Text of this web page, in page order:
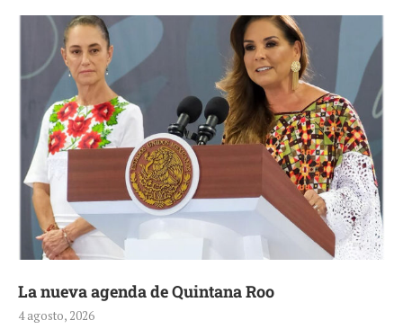
La nueva agenda de Quintana Roo
4 agosto, 2026